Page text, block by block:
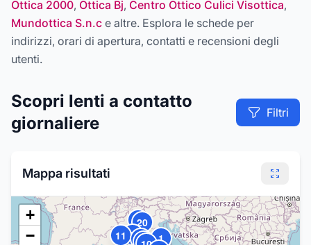
Ottica 2000, Ottica Bj, Centro Ottico Culici Visottica,
Mundottica S.n.c e altre. Esplora le schede per
indirizzi, orari di apertura, contatti e recensioni degli
utenti.
Scopri lenti a contatto
giornaliere
Filtri
Mappa risultati
1
2
6
7
11
19
20
+
−